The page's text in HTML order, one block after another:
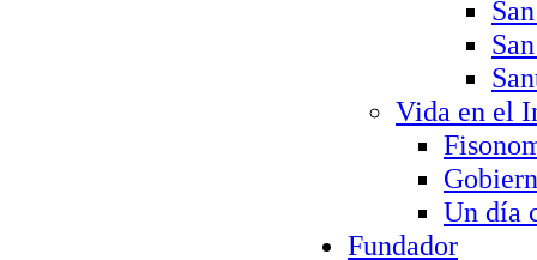
Vida en el
Un día
Fundador